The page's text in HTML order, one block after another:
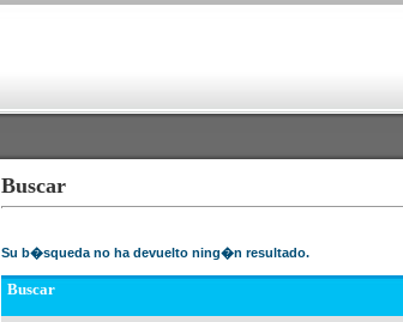
Buscar
Su b�squeda no ha devuelto ning�n resultado.
Buscar